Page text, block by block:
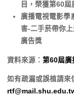
目，榮獲第60
廣播電視電影學
害-二手菸帶你
廣告獎
資料來源： 第60屆廣
如有疏漏或誤植請來